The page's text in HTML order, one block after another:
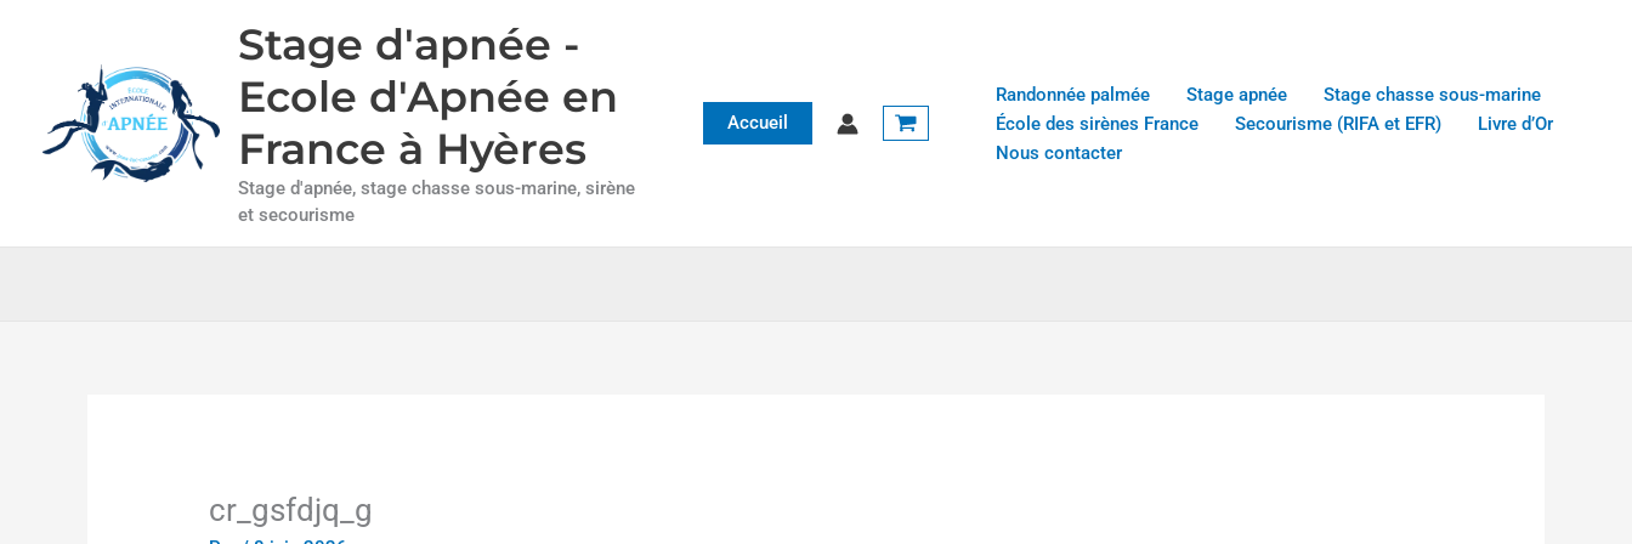
Stage d'apnée -
Ecole d'Apnée en
France à Hyères
Stage d'apnée, stage chasse sous-marine, sirène
et secourisme
Accueil
Randonnée palmée Stage apnée
Stage chasse sous-marine
École des sirènes France
Secourisme (RIFA et EFR)
Livre d’Or
Nous contacter
cr_gsfdjq_g